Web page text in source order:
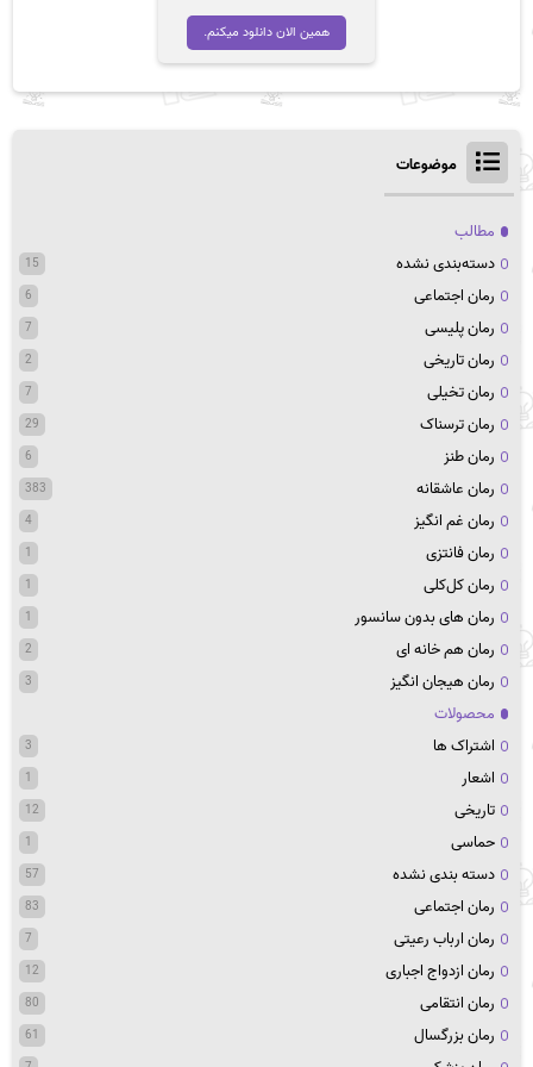
تومان 39,000
بود.
همین الان دانلود میکنم.
موضوعات
مطالب
دسته‌بندی نشده
15
رمان اجتماعی 6
رمان پلیسی 7
رمان تاریخی 2
رمان تخیلی 7
رمان ترسناک 29
رمان طنز 6
رمان عاشقانه 383
رمان غم انگیز 4
رمان فانتزی 1
رمان کل‌کلی 1
رمان های بدون سانسور 1
رمان هم خانه ای 2
رمان هیجان انگیز 3
محصولات
اشتراک ها
3
اشعار 1
تاریخی 12
حماسی 1
دسته بندی نشده 57
رمان اجتماعی 83
رمان ارباب رعیتی 7
رمان ازدواج اجباری 12
رمان انتقامی 80
رمان بزرگسال 61